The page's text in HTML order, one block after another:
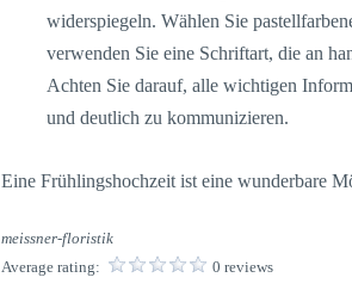
widerspiegeln. Wählen Sie
verwenden Sie eine Schriftart, die an
Achten Sie darauf, alle wichtigen
und deutlich zu kommunizieren.
Eine Frühlingshochzeit ist eine wunderbare
meissner-floristik
Average rating:
0 reviews